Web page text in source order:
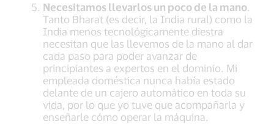
Necesitamos llevarlos un poco de la mano.
Tanto Bharat (es decir, la India rural) como la
India menos tecnológicamente diestra
necesitan que las llevemos de la mano al dar
cada paso para poder avanzar de
principiantes a expertos en el dominio. Mi
empleada doméstica nunca había estado
delante de un cajero automático en toda su
vida, por lo que yo tuve que acompañarla y
enseñarle cómo operar la máquina.